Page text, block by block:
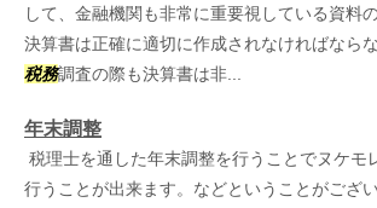
して、金融機関も非常に重要視している資料
決算書は正確に適切に作成されなければなら
税務調査の際も決算書は非...
年末調整
税理士を通した年末調整を行うことでヌケモ
行うことが出来ます。などということがござ